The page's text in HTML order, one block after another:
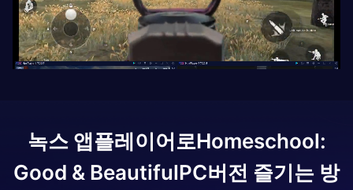
녹스 앱플레이어로Homeschool:
Good & BeautifulPC버전 즐기는 방